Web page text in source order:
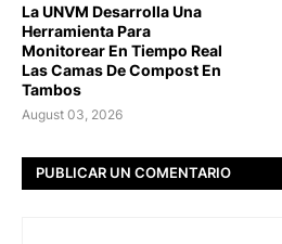
La UNVM Desarrolla Una
Herramienta Para
Monitorear En Tiempo Real
Las Camas De Compost En
Tambos
August 03, 2026
PUBLICAR UN COMENTARIO